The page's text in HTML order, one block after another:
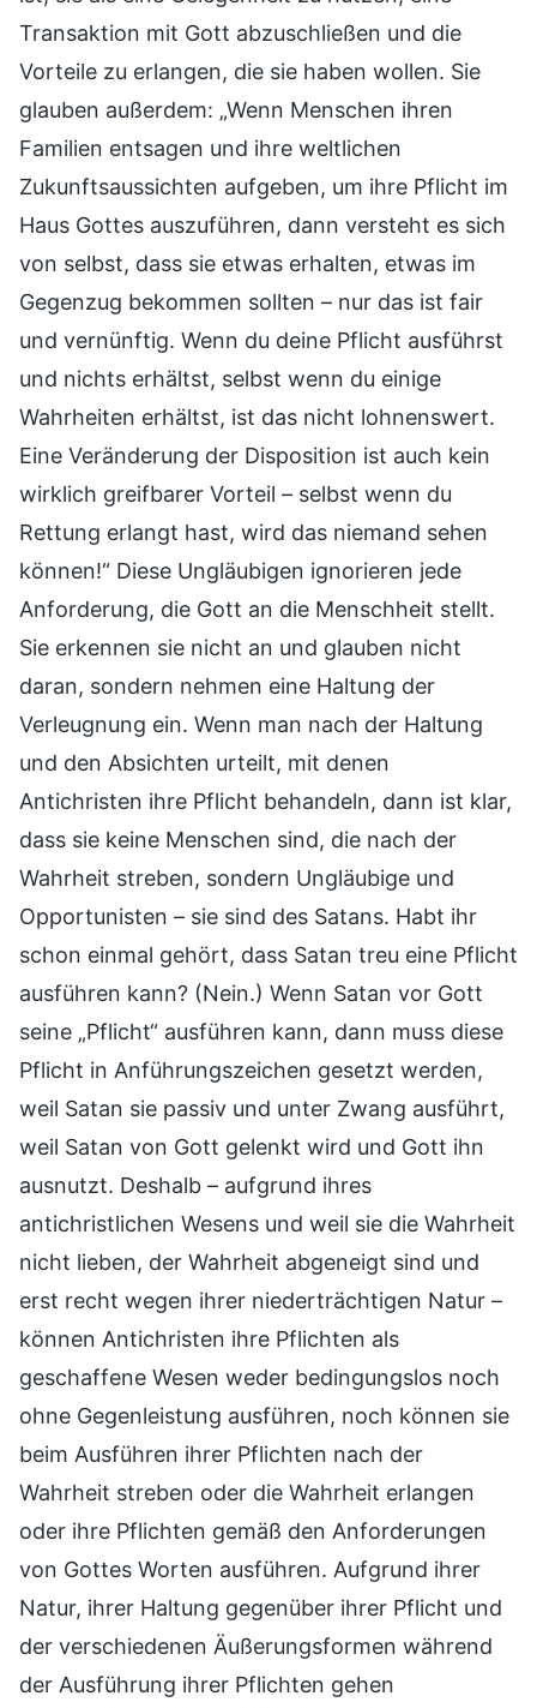
Transaktion mit Gott abzuschließen und die
Vorteile zu erlangen, die sie haben wollen. Sie
glauben außerdem: „Wenn Menschen ihren
Familien entsagen und ihre weltlichen
Zukunftsaussichten aufgeben, um ihre Pflicht im
Haus Gottes auszuführen, dann versteht es sich
von selbst, dass sie etwas erhalten, etwas im
Gegenzug bekommen sollten – nur das ist fair
und vernünftig. Wenn du deine Pflicht ausführst
und nichts erhältst, selbst wenn du einige
Wahrheiten erhältst, ist das nicht lohnenswert.
Eine Veränderung der Disposition ist auch kein
wirklich greifbarer Vorteil – selbst wenn du
Rettung erlangt hast, wird das niemand sehen
können!“ Diese Ungläubigen ignorieren jede
Anforderung, die Gott an die Menschheit stellt.
Sie erkennen sie nicht an und glauben nicht
daran, sondern nehmen eine Haltung der
Verleugnung ein. Wenn man nach der Haltung
und den Absichten urteilt, mit denen
Antichristen ihre Pflicht behandeln, dann ist klar,
dass sie keine Menschen sind, die nach der
Wahrheit streben, sondern Ungläubige und
Opportunisten – sie sind des Satans. Habt ihr
schon einmal gehört, dass Satan treu eine Pflicht
ausführen kann? (Nein.) Wenn Satan vor Gott
seine „Pflicht“ ausführen kann, dann muss diese
Pflicht in Anführungszeichen gesetzt werden,
weil Satan sie passiv und unter Zwang ausführt,
weil Satan von Gott gelenkt wird und Gott ihn
ausnutzt. Deshalb – aufgrund ihres
antichristlichen Wesens und weil sie die Wahrheit
nicht lieben, der Wahrheit abgeneigt sind und
erst recht wegen ihrer niederträchtigen Natur –
können Antichristen ihre Pflichten als
geschaffene Wesen weder bedingungslos noch
ohne Gegenleistung ausführen, noch können sie
beim Ausführen ihrer Pflichten nach der
Wahrheit streben oder die Wahrheit erlangen
oder ihre Pflichten gemäß den Anforderungen
von Gottes Worten ausführen. Aufgrund ihrer
Natur, ihrer Haltung gegenüber ihrer Pflicht und
der verschiedenen Äußerungsformen während
der Ausführung ihrer Pflichten gehen